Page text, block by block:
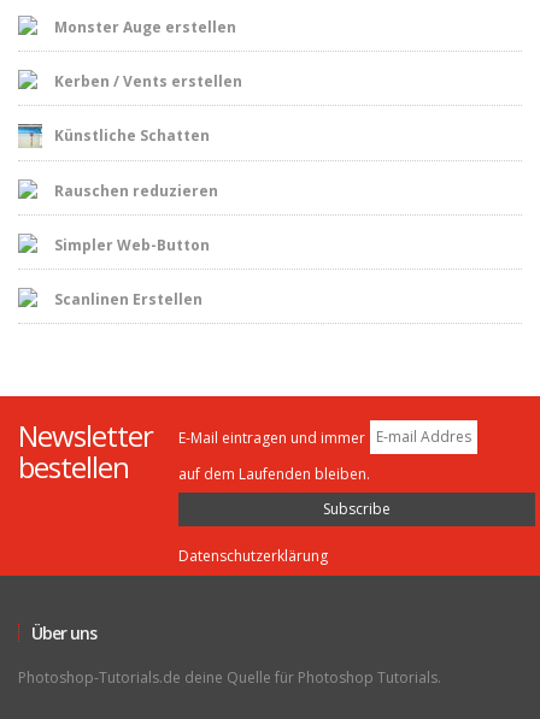
Monster Auge erstellen
Kerben / Vents erstellen
Künstliche Schatten
Rauschen reduzieren
Simpler Web-Button
Scanlinen Erstellen
Newsletter
bestellen
E-Mail eintragen und immer
auf dem Laufenden bleiben.
Datenschutzerklärung
Über uns
Photoshop-Tutorials.de deine Quelle für Photoshop Tutorials.